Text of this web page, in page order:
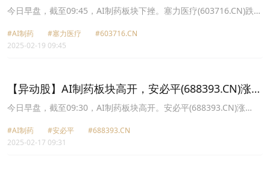
9.95%
今日早盘，截至09:45，AI制药板块下挫。塞力医疗(603716.CN)跌
(002524.CN)跌2.63%报4.07元，美年健康(002044.CN)跌2.54%报
6.91元，泓博医药(301230.CN)跌2.45%报38.55元，润达医疗
#AI制药 #塞力医疗
#603716.CN
2025-02-19 09:45
【异动股】AI制药板块高开，安必平(688393.CN)涨
20.0%
今日早盘，截至09:30，AI制药板块高开。安必平(688393.CN)涨
健康(002044.CN)涨10.00%报7.15元，塞力医疗(603716.CN)涨
10.00%报10.67元，泓博医药(301230.CN)涨9.10%报40.3元，翰宇
#AI制药 #安必平
#688393.CN
2025-02-17 09:31